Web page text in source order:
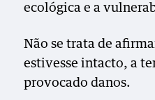
ecológica e a
Não se trata de
estivesse intacto, a
provocado danos.